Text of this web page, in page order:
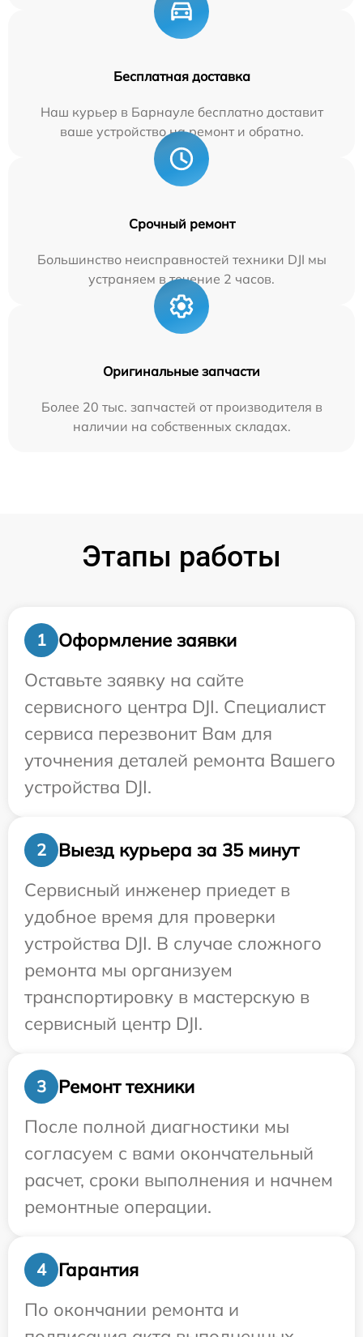
Бесплатная доставка
Наш курьер в Барнауле бесплатно доставит
ваше устройство на ремонт и обратно.
Срочный ремонт
Большинство неисправностей техники DJI мы
устраняем в течение 2 часов.
Оригинальные запчасти
Более 20 тыс. запчастей от производителя в
наличии на собственных складах.
Этапы работы
1
Оформление заявки
Оставьте заявку на сайте
сервисного центра DJI. Специалист
сервиса перезвонит Вам для
уточнения деталей ремонта Вашего
устройства DJI.
2
Выезд курьера за 35 минут
Сервисный инженер приедет в
удобное время для проверки
устройства DJI. В случае сложного
ремонта мы организуем
транспортировку в мастерскую в
сервисный центр DJI.
3
Ремонт техники
После полной диагностики мы
согласуем с вами окончательный
расчет, сроки выполнения и начнем
ремонтные операции.
4
Гарантия
По окончании ремонта и